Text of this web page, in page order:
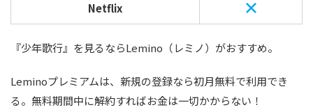
Netflix
『少年歌行』を見るならLemino（レミノ）がおすすめ。
Leminoプレミアムは、新規の登録なら初月無料で利用でき
る。無料期間中に解約すればお金は一切かからない！